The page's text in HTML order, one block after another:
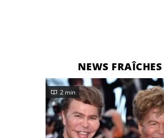
NEWS FRAÎCHES
2 min